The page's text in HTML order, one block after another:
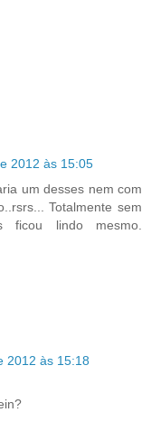
2012 às 15:05
um desses nem com
Totalmente sem
ficou lindo mesmo.
2012 às 15:18